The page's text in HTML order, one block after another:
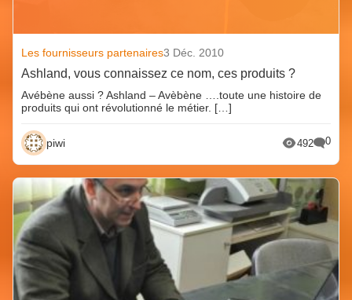
Les fournisseurs partenaires3 Déc. 2010
Ashland, vous connaissez ce nom, ces produits ?
Avébène aussi ? Ashland – Avèbène ….toute une histoire de
produits qui ont révolutionné le métier. […]
piwi 492 0